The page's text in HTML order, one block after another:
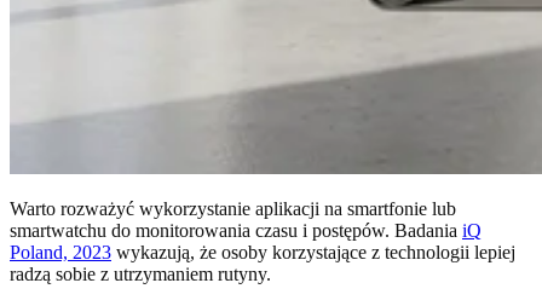
Warto rozważyć wykorzystanie aplikacji na smartfonie lub
smartwatchu do monitorowania czasu i postępów. Badania iQ
Poland, 2023 wykazują, że osoby korzystające z technologii lepiej
radzą sobie z utrzymaniem rutyny.